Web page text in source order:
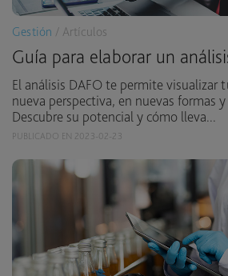
Gestión / Artículos
Guía para elaborar un
El análisis DAFO te permite visualizar
nueva perspectiva, en nuevas formas
Descubre su potencial y cómo lleva...
PUBLICADO EN 2023-02-23